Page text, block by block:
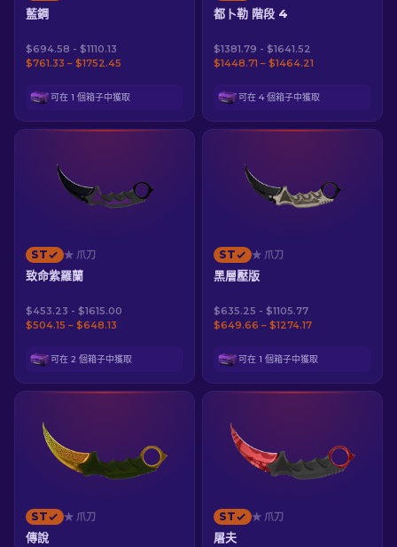
藍鋼
$694.58 - $1110.13
$761.33 – $1752.45
可在 1 個箱子中獲取
都卜勒 階段 4
$1381.79 - $1641.52
$1448.71 – $1464.21
可在 4 個箱子中獲取
ST ★ 爪刀
致命紫羅蘭
$453.23 - $1615.00
$504.15 – $648.13
可在 2 個箱子中獲取
ST ★ 爪刀
黑層壓版
$635.25 - $1105.77
$649.66 – $1274.17
可在 1 個箱子中獲取
ST ★ 爪刀
傳說
ST ★ 爪刀
屠夫